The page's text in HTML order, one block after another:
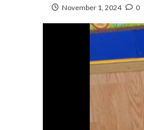
November 1, 2024 0